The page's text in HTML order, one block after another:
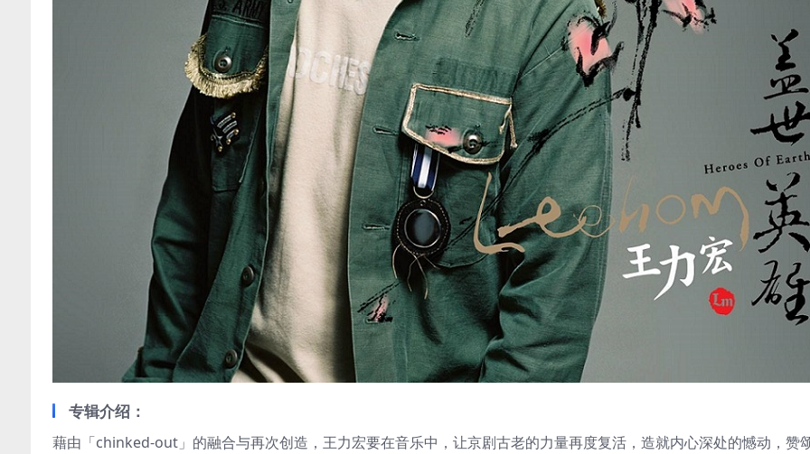
专辑介绍：
藉由「chinked-out」的融合与再次创造，王力宏要在音乐中，让京剧古老的力量再度复活，造就内心深处的憾动，赞